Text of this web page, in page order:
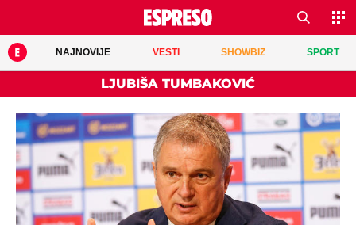
NAJNOVIJE VESTI SHOWBIZ SPORT
LJUBIŠA TUMBAKOVIĆ